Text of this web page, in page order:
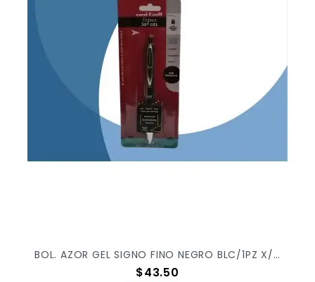
BOL. AZOR GEL SIGNO FINO NEGRO BLC/1PZ X/12
Precio
$43.50